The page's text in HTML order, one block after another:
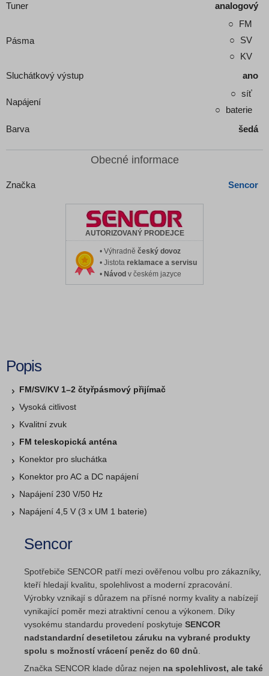
Tuner analogový
Pásma
FM
SV
KV
Sluchátkový výstup
ano
Napájení
síť
baterie
Barva
šedá
Obecné informace
Značka Sencor
AUTORIZOVANÝ PRODEJCE
• Výhradně český dovoz
• Jistota reklamace a servisu
• Návod v českém jazyce
Popis
FM/SV/KV 1–2 čtyřpásmový přijímač
Vysoká citlivost
Kvalitní zvuk
FM teleskopická anténa
Konektor pro sluchátka
Konektor pro AC a DC napájení
Napájení 230 V/50 Hz
Napájení 4,5 V (3 x UM 1 baterie)
Sencor
Spotřebiče SENCOR patří mezi ověřenou volbu pro zákazníky,
kteří hledají kvalitu, spolehlivost a moderní zpracování.
Výrobky vznikají s důrazem na přísné normy kvality a nabízejí
vynikající poměr mezi atraktivní cenou a výkonem. Díky
vysokému standardu provedení poskytuje SENCOR
nadstandardní desetiletou záruku na vybrané produkty
spolu s možností vrácení peněz do 60 dnů
Značka SENCOR klade důraz nejen na spolehlivost, ale také